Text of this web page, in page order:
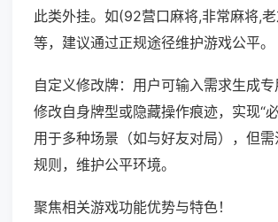
此类外挂。如(92营口麻将,非常麻将,
等，建议通过正规途径维护游戏公平。
自定义修改牌：用户可输入需求生成专
修改自身牌型或隐藏操作痕迹，实现“
用于多种场景（如与好友对局），但
规则，维护公平环境。
聚焦相关游戏功能优势与特色！